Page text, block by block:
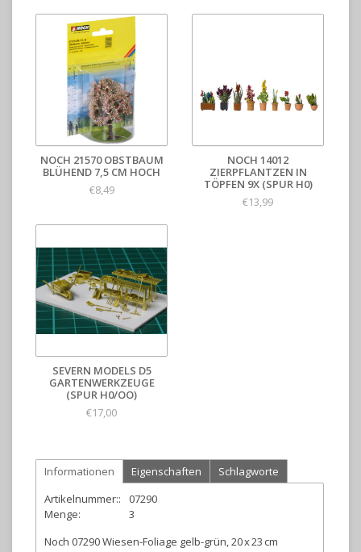
NOCH 21570 OBSTBAUM
BLÜHEND 7,5 CM HOCH
€8,49
NOCH 14012
ZIERPFLANTZEN IN
TÖPFEN 9X (SPUR H0)
€13,99
SEVERN MODELS D5
GARTENWERKZEUGE
(SPUR H0/OO)
€17,00
Informationen Eigenschaften
Schlagworte
Artikelnummer::
07290
Menge:
3
Noch 07290 Wiesen-Foliage gelb-grün, 20 x 23 cm